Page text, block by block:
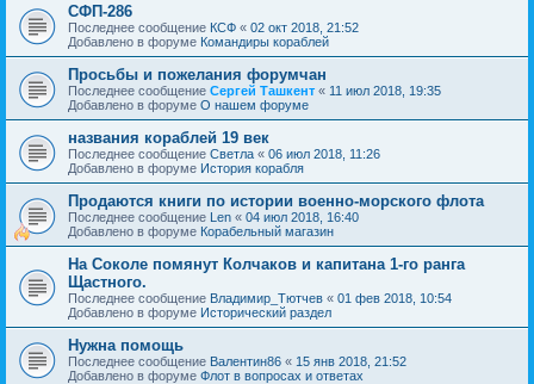
СФП-286
Последнее сообщение КСФ « 02 окт 2018, 21:52
Добавлено в форуме Командиры кораблей
Просьбы и пожелания форумчан
Последнее сообщение Сергей Ташкент « 11 июл 2018, 19:35
Добавлено в форуме О нашем форуме
названия кораблей 19 век
Последнее сообщение Cветла « 06 июл 2018, 11:26
Добавлено в форуме История корабля
Продаются книги по истории военно-морского флота
Последнее сообщение Len « 04 июл 2018, 16:40
Добавлено в форуме Корабельный магазин
На Соколе помянут Колчаков и капитана 1-го ранга
Щастного.
Последнее сообщение Владимир_Тютчев « 01 фев 2018, 10:54
Добавлено в форуме Исторический раздел
Нужна помощь
Последнее сообщение Валентин86 « 15 янв 2018, 21:52
Добавлено в форуме Флот в вопросах и ответах